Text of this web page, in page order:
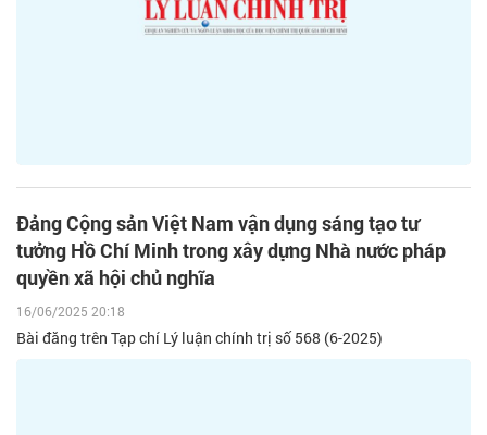
Đảng Cộng sản Việt Nam vận dụng sáng tạo tư
tưởng Hồ Chí Minh trong xây dựng Nhà nước pháp
quyền xã hội chủ nghĩa
16/06/2025 20:18
Bài đăng trên Tạp chí Lý luận chính trị số 568 (6-2025)